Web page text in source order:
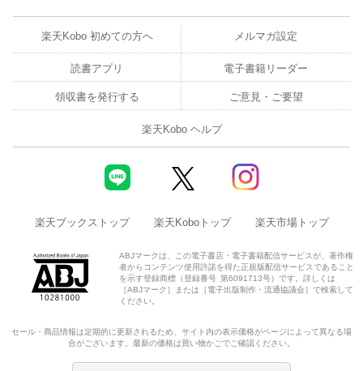
楽天Kobo 初めての方へ メルマガ設定
読書アプリ 電子書籍リーダー
領収書を発行する ご意見・ご要望
楽天Kobo ヘルプ
楽天ブックストップ 楽天Koboトップ 楽天市場トップ
ABJマークは、この電子書店・電子書籍配信サービスが、著作権
者からコンテンツ使用許諾を得た正規版配信サービスであること
を示す登録商標（登録番号 第6091713号）です。詳しくは
［ABJマーク］または［電子出版制作・流通協議会］で検索して
ください。
セール・商品情報は定期的に更新されるため、サイト内の表示価格がページによって異なる場
合がございます。最新の価格は買い物かごでご確認ください。